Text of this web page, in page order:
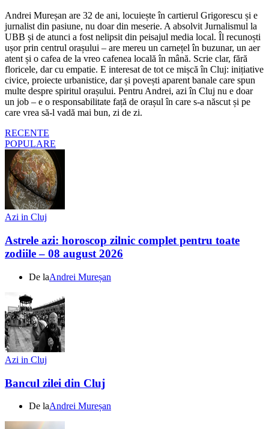
Andrei Mureșan are 32 de ani, locuiește în cartierul Grigorescu și e
jurnalist din pasiune, nu doar din meserie. A absolvit Jurnalismul la
UBB și de atunci a fost nelipsit din peisajul media local. Îl recunoști
ușor prin centrul orașului – are mereu un carnețel în buzunar, un aer
atent și o cafea de la vreo cafenea locală în mână. Scrie clar, fără
floricele, dar cu empatie. E interesat de tot ce mișcă în Cluj: inițiative
civice, proiecte urbanistice, dar și povești aparent banale care spun
multe despre spiritul orașului. Pentru Andrei, azi în Cluj nu e doar
un job – e o responsabilitate față de orașul în care s-a născut și pe
care vrea să-l vadă mai bun, zi de zi.
RECENTE
POPULARE
Azi in Cluj
Astrele azi: horoscop zilnic complet pentru toate
zodiile – 08 august 2026
De laAndrei Mureșan
Azi in Cluj
Bancul zilei din Cluj
De laAndrei Mureșan